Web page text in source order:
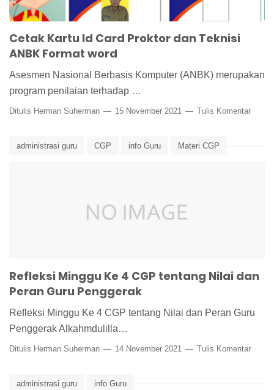
Cetak Kartu Id Card Proktor dan Teknisi
ANBK Format word
Asesmen Nasional Berbasis Komputer (ANBK) merupakan
program penilaian terhadap …
Ditulis Herman Suherman 15 November 2021 Tulis Komentar
administrasi guru CGP info Guru Materi CGP
Refleksi Minggu Ke 4 CGP tentang Nilai dan
Peran Guru Penggerak
Refleksi Minggu Ke 4 CGP tentang Nilai dan Peran Guru
Penggerak Alkahmdulilla…
Ditulis Herman Suherman 14 November 2021 Tulis Komentar
administrasi guru info Guru